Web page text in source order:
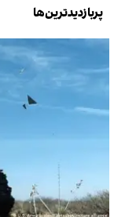
پربازدیدترین‌ها